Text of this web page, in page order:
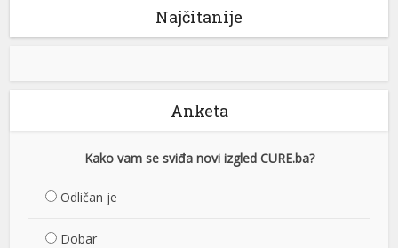
Najčitanije
Anketa
Kako vam se sviđa novi izgled CURE.ba?
Odličan je
Dobar